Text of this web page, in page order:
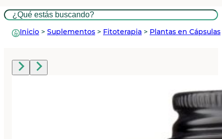
Buscar
Inicio > Suplementos > Fitoterapia > Plantas en Cápsulas